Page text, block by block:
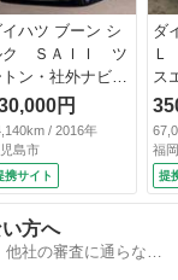
イハツ ブーン シ
ク ＳＡＩＩ ツ
トン・社外ナビ・
セグＴＶ・ＤＶ
ＣＤ・ＥＴＣ・
ッシュスタート・
ドリングストッ
スマートアシス
ＩＩ・横滑り防
前後誤発進抑
・車線逸脱警報・
円
/ 2016年
島市
携サイト
ダ
Ｌ
ス
ド
電
Ｖ
ィ
Ａ
ン
福
提
方へ
社の審査に通らなか